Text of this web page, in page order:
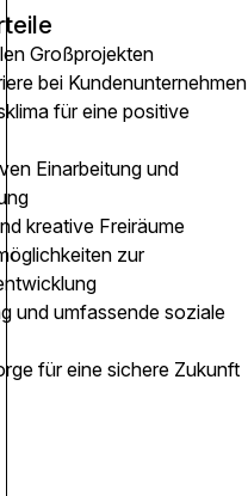
Großprojekten
bei Kundenunternehmen
für eine positive
Einarbeitung und
kreative Freiräume
zur
und umfassende soziale
für eine sichere Zukunft